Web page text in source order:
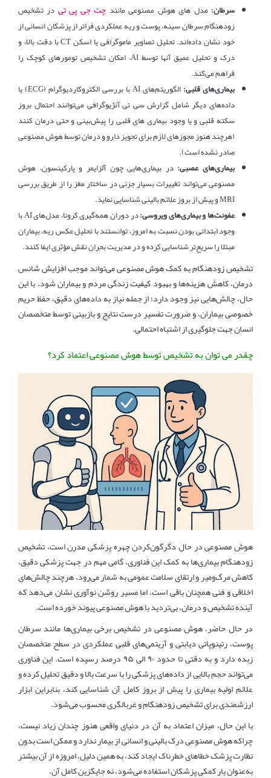
سرطان: مدل های هوش مصنوعی مانند چت جی پی تی در تشخیص
زودهنگام سرطان سینه، پوست و ریه عملکردی فراتر از پزشکان انسانی از
خود نشان داده‌اند. تحلیل تصاویر ماموگرافی یا اسکن CT با دقت بالا، و
درک و تحلیل عمیق آنها توسط AI، امکان تشخیص تومورهای کوچک را
فراهم می‌کند.
بیماری‌های قلبی:
الگوریتم‌های AI با بررسی الکتروکاردیوگرام (ECG) یا
داده‌های دیگر شامل گزارش سی تی آنژیوگرافی می‌توانند احتمال بروز
سکته قلبی و یا وجود بیماری های قلبی را پیش‌بینی و حتی درمان کنند
(هرچند هنوز مجوزهای لازم برای تجویز دارو و درمان توسط هوش مصنوعی
صادر نشده است).
بیماری‌های عصبی: در بیماری‌هایی چون آلزایمر و پارکینسون، هوش
مصنوعی می‌تواند تغییرات بسیار جزئی در ساختار مغز را از طریق بررسی
MRI و پیش از بروز علائم بالینی شناسایی نماید.
عفونت‌ها و بیماری‌های ویروسی:
در دوران همه‌گیری کرونا، مدل‌های AI با
وجود ابتدائی بودن نسبت به امروز، توانستند با تحلیل عکس ریه، بیماران
مبتلا را سریع‌تر شناسایی کرده و در مدیریت بحران نقش مؤثری ایفا کنند.
تشخیص زودهنگام به کمک هوش مصنوعی می‌تواند موجب افزایش شانس
درمان، کاهش هزینه‌ها و بهبود کیفیت زندگی مردم و بیماران شود. با این
حال، چالش‌هایی نیز وجود دارد؛ از جمله نیاز به داده‌های دقیق، حفظ حریم
خصوصی بیماران، و ضرورت تفسیر درست نتایج و بازبینی توسط متخصصان
انسان جهت جلوگیری از اشتباه احتمالی.
چقدر می توان به تشخیص توسط هوش مصنوعی اعتماد کرد؟
هوش مصنوعی در حال دگرگون‌کردن چهره پزشکی مدرن است، تشخیص
زودهنگام بیماری‌ها به کمک این فناوری، گامی مهم در جهت پزشکی دقیق،
کاهش مرگ‌ومیر و ارتقای سلامت عمومی به شمار می‌رود. هرچند چالش‌های
اخلاقی و فنی همچنان باقی است، اما مسیر روشن نوآوری نشان می‌دهد که
آینده تشخیص و درمان، بی‌تردید با هوش مصنوعی پیوند خورده است.
در حال حاضر، هوش مصنوعی در تشخیص برخی بیماری‌ها مانند سرطان
پوست، رتینوپاتی دیابتی و آریتمی‌های قلبی عملکردی در سطح متخصصان
زبده دارد و به دقتی تا حدود ۹۰ الی ۹۵ درصد رسیده است. این فناوری
می‌تواند حجم بالایی از داده‌های پزشکی را با سرعت بالا و دقیق تحلیل کرده و
علائم اولیه بیماری را پیش از بروز کامل آن شناسایی کند، بنابراین ابزار
ارزشمندی برای تشخیص زودهنگام و غربالگری محسوب می‌شود.
با این حال، میزان اعتماد به آن در دنیای واقعی هنوز چندان زیاد نیست،
چراکه هوش مصنوعی درک بالینی و انسانی از بیمار ندارد و ممکن است بدون
نظارت پزشک خطاهای خطرناک ایجاد کند، به همین دلیل، امروزه از آن بیشتر
به‌عنوان یار کمکی پزشکان استفاده می‌شود، نه جایگزین کامل آن.